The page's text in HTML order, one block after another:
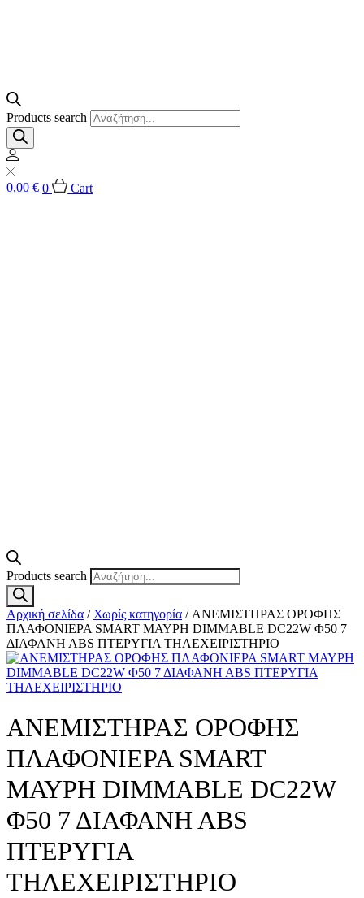
Products search
0,00 € 0 Cart
Products search
Αρχική σελίδα / Χωρίς κατηγορία / ΑΝΕΜΙΣΤΗΡΑΣ ΟΡΟΦΗΣ
ΠΛΑΦΟΝΙΕΡΑ SMART ΜΑΥΡΗ DIMMABLE DC22W Φ50 7
ΔΙΑΦΑΝH ABS ΠΤΕΡΥΓΙΑ ΤΗΛΕΧΕΙΡΙΣΤΗΡΙΟ
ΑΝΕΜΙΣΤΗΡΑΣ ΟΡΟΦΗΣ
ΠΛΑΦΟΝΙΕΡΑ SMART
ΜΑΥΡΗ DIMMABLE DC22W
Φ50 7 ΔΙΑΦΑΝH ABS
ΠΤΕΡΥΓΙΑ
ΤΗΛΕΧΕΙΡΙΣΤΗΡΙΟ